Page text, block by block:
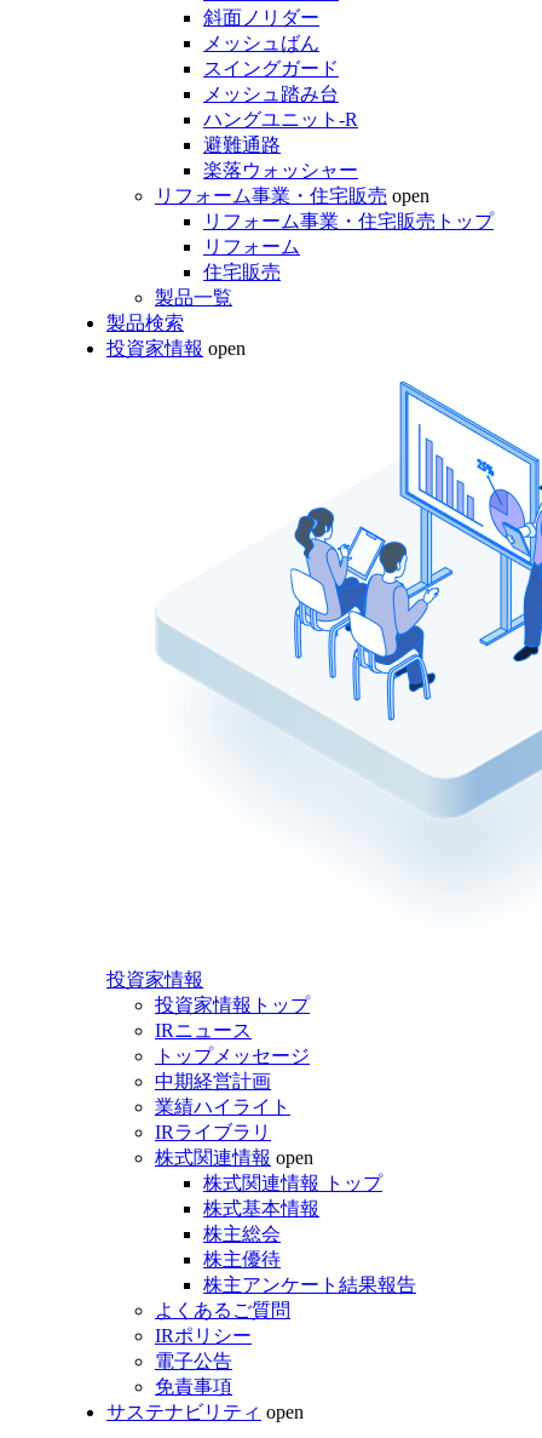
斜面ノリダー
メッシュばん
スイングガード
メッシュ踏み台
ハングユニット-R
避難通路
楽落ウォッシャー
リフォーム事業・住宅販売 open
リフォーム事業・住宅販売トップ
リフォーム
住宅販売
製品一覧
製品検索
投資家情報 open
投資家情報
投資家情報トップ
IRニュース
トップメッセージ
中期経営計画
業績ハイライト
IRライブラリ
株式関連情報 open
株式関連情報 トップ
株式基本情報
株主総会
株主優待
株主アンケート結果報告
よくあるご質問
IRポリシー
電子公告
免責事項
サステナビリティ open